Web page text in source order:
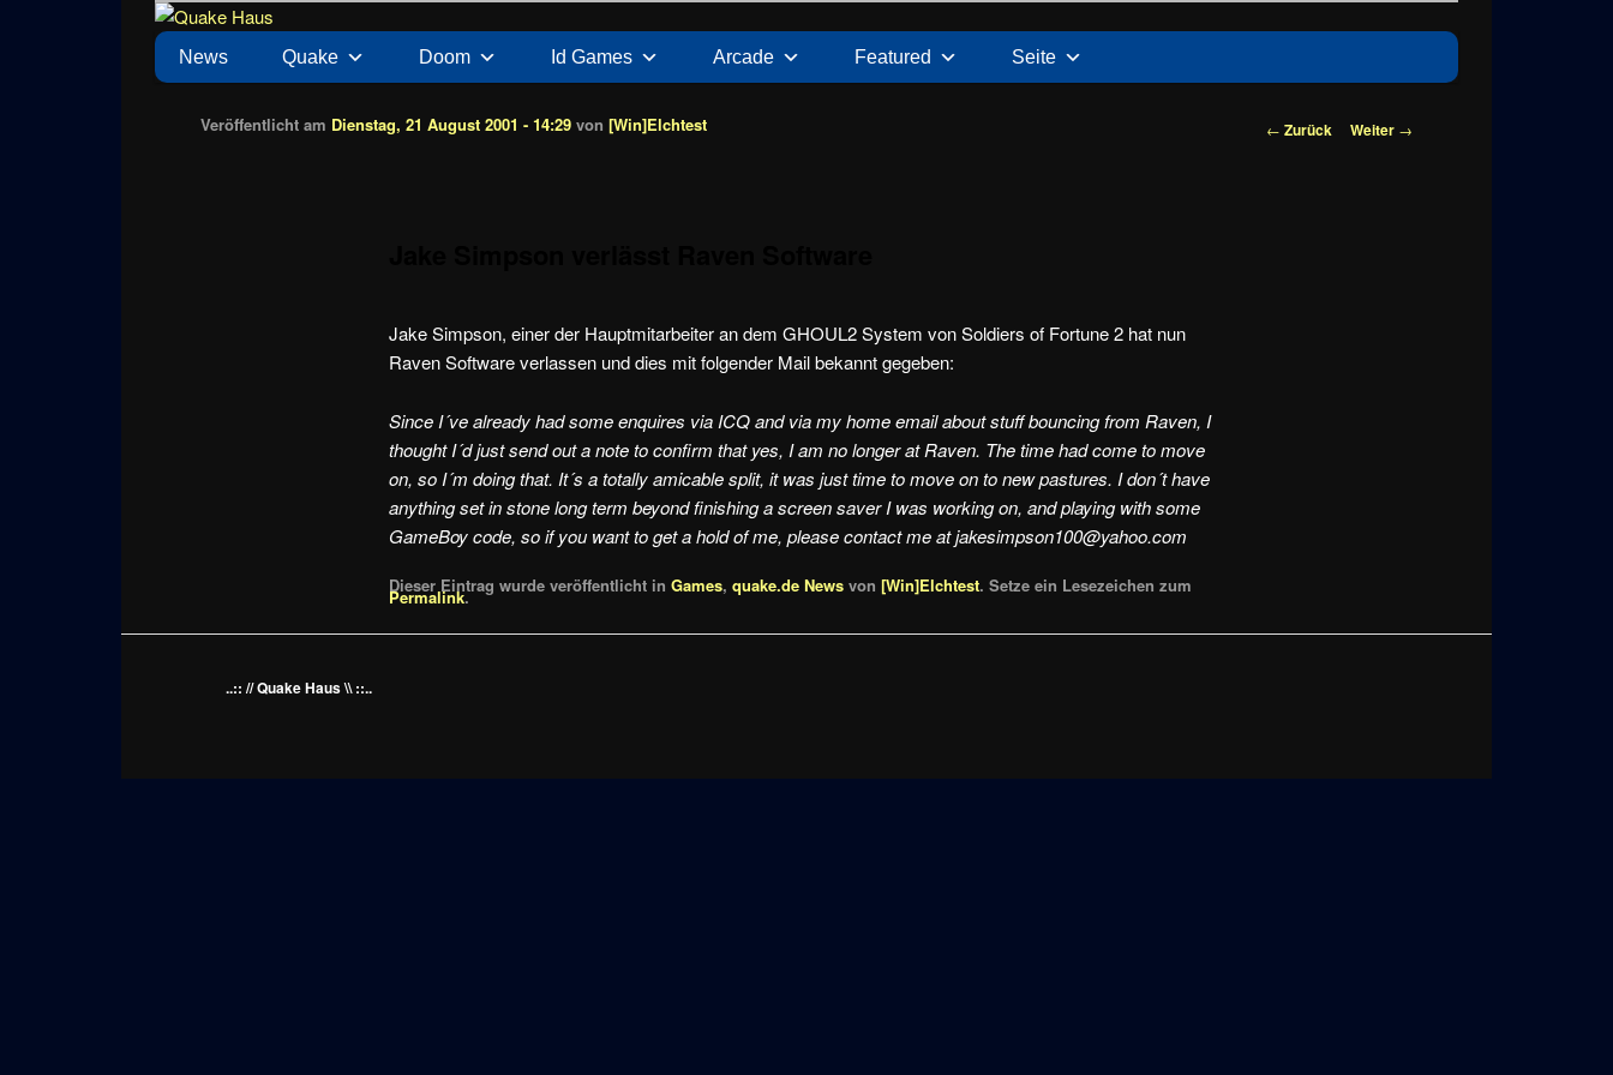
Quake Haus
News zu Quake, Doom, FPS, Arcade
Hauptmenü
News Quake Doom Id Games Arcade Featured Seite
Beitragsnavigation
← Zurück Weiter →
Veröffentlicht am Dienstag, 21 August 2001 - 14:29 von[Win]Elchtest
Jake Simpson, einer der Hauptmitarbeiter an dem GHOUL2 System von Soldiers of Fortune 2 hat nun
Raven Software verlassen und dies mit folgender Mail bekannt gegeben:
Since I´ve already had some enquires via ICQ and via my home email about stuff bouncing from Raven, I
thought I´d just send out a note to confirm that yes, I am no longer at Raven. The time had come to move
on, so I´m doing that. It´s a totally amicable split, it was just time to move on to new pastures. I don´t have
anything set in stone long term beyond finishing a screen saver I was working on, and playing with some
GameBoy code, so if you want to get a hold of me, please contact me at jakesimpson100@yahoo.com
Dieser Eintrag wurde veröffentlicht inGames,quake.de News von[Win]Elchtest. Setze ein Lesezeichen zum
Permalink.
..:: // Quake Haus \\ ::..